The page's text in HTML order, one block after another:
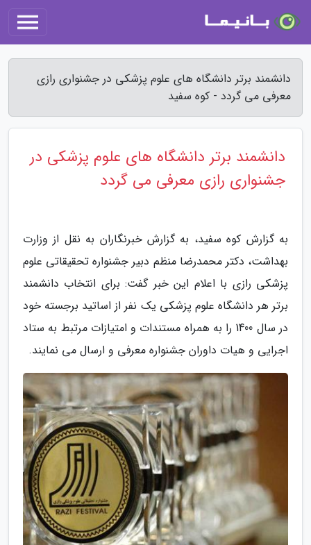
دانشمند برتر دانشگاه های علوم پزشکی در جشنواری رازی
معرفی می گردد - کوه سفید
دانشمند برتر دانشگاه های علوم پزشکی در
جشنواری رازی معرفی می گردد
به گزارش کوه سفید، به گزارش خبرنگاران به نقل از وزارت
بهداشت، دکتر محمدرضا منظم دبیر جشنواره تحقیقاتی علوم
پزشکی رازی با اعلام این خبر گفت: برای انتخاب دانشمند
برتر هر دانشگاه علوم پزشکی یک نفر از اساتید برجسته خود
در سال 1400 را به همراه مستندات و امتیازات مرتبط به ستاد
اجرایی و هیات داوران جشنواره معرفی و ارسال می نمایند.